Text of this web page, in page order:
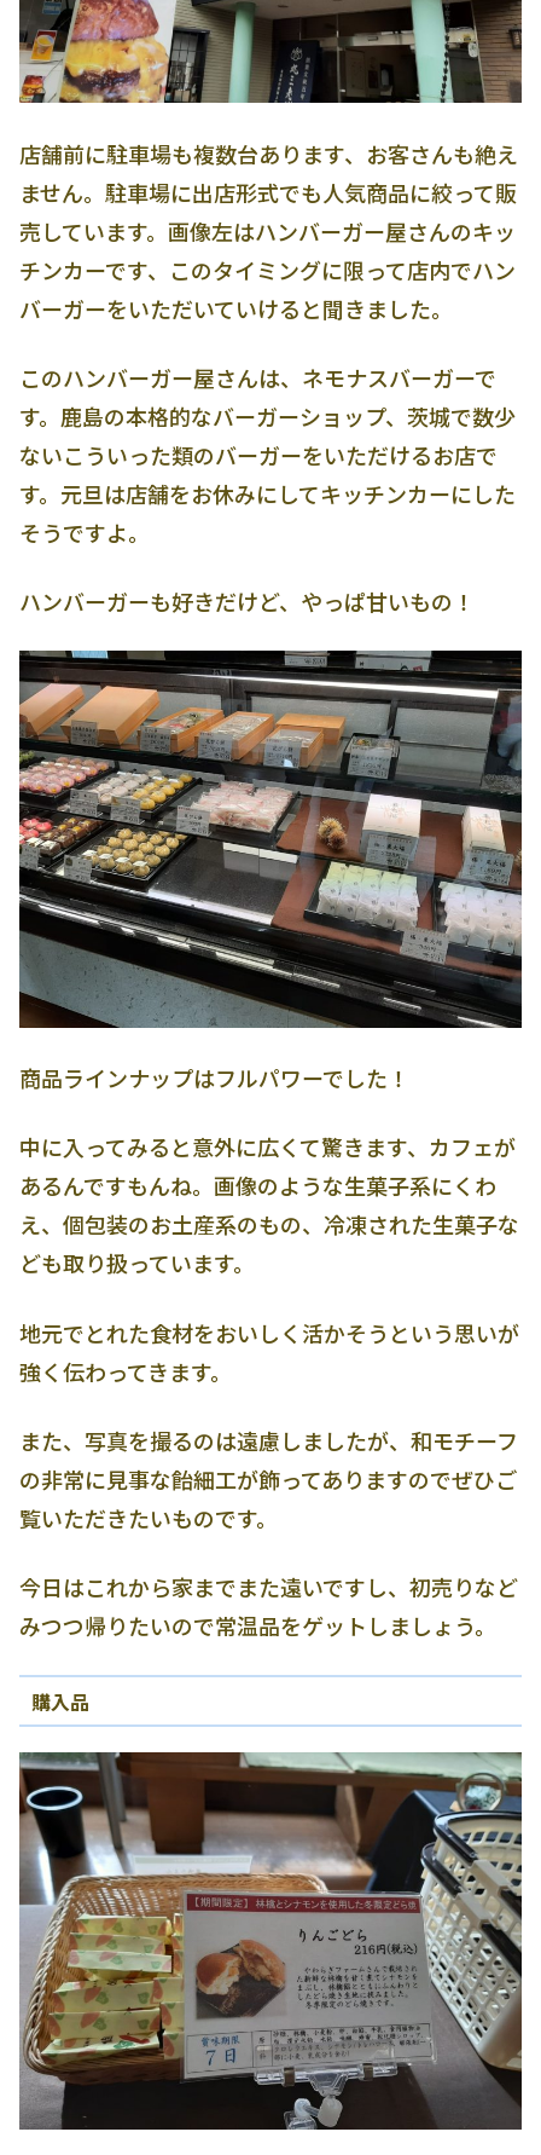
店舗前に駐車場も複数台あります、お客さんも絶え
ません。駐車場に出店形式でも人気商品に絞って販
売しています。画像左はハンバーガー屋さんのキッ
チンカーです、このタイミングに限って店内でハン
バーガーをいただいていけると聞きました。
このハンバーガー屋さんは、ネモナスバーガーで
す。鹿島の本格的なバーガーショップ、茨城で数少
ないこういった類のバーガーをいただけるお店で
す。元旦は店舗をお休みにしてキッチンカーにした
そうですよ。
ハンバーガーも好きだけど、やっぱ甘いもの！
商品ラインナップはフルパワーでした！
中に入ってみると意外に広くて驚きます、カフェが
あるんですもんね。画像のような生菓子系にくわ
え、個包装のお土産系のもの、冷凍された生菓子な
ども取り扱っています。
地元でとれた食材をおいしく活かそうという思いが
強く伝わってきます。
また、写真を撮るのは遠慮しましたが、和モチーフ
の非常に見事な飴細工が飾ってありますのでぜひご
覧いただきたいものです。
今日はこれから家までまた遠いですし、初売りなど
みつつ帰りたいので常温品をゲットしましょう。
購入品